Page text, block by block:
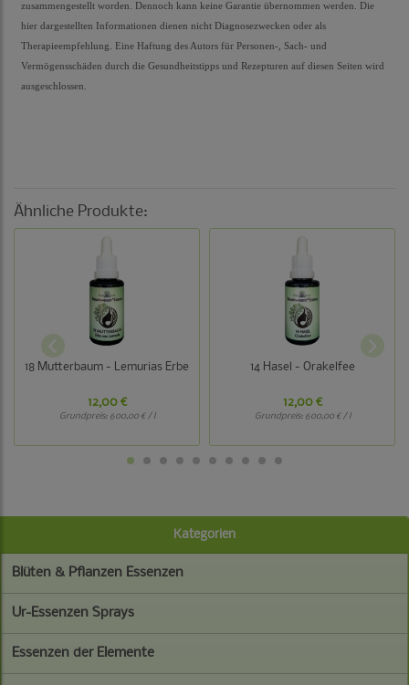
Kategorien
Blüten & Pflanzen Essenzen
Ur-Essenzen Sprays
Essenzen der Elemente
zusammengestellt worden. Dennoch kann keine Garantie übernommen werden. Die
hier dargestellten Informationen dienen nicht Diagnosezwecken oder als
Therapieempfehlung. Eine Haftung des Autors für Personen-, Sach- und
Vermögensschäden durch die Gesundheitstipps und Rezepturen auf diesen Seiten wird
ausgeschlossen.
Ähnliche Produkte:
18 Mutterbaum - Lemurias Erbe
12,00 €
Grundpreis: 600,00 € / l
14 Hasel - Orakelfee
12,00 €
Grundpreis: 600,00 € / l